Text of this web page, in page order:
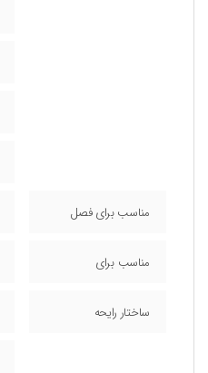
مناسب برای فصل
مناسب برای
ساختار رایحه